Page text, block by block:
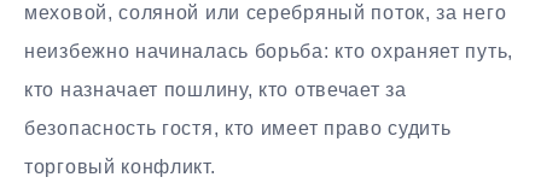
меховой, соляной или серебряный поток, за него
неизбежно начиналась борьба: кто охраняет путь,
кто назначает пошлину, кто отвечает за
безопасность гостя, кто имеет право судить
торговый конфликт.